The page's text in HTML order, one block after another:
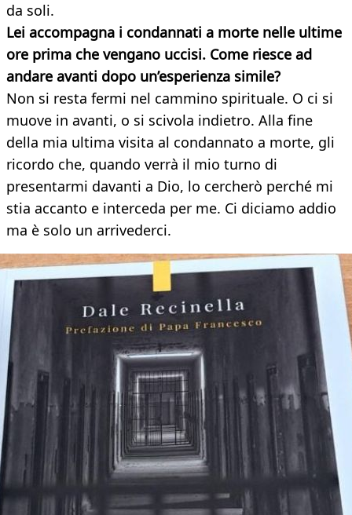
da soli.
Lei accompagna i condannati a morte nelle ultime
ore prima che vengano uccisi. Come riesce ad
andare avanti dopo un’esperienza simile?
Non si resta fermi nel cammino spirituale. O ci si
muove in avanti, o si scivola indietro. Alla fine
della mia ultima visita al condannato a morte, gli
ricordo che, quando verrà il mio turno di
presentarmi davanti a Dio, lo cercherò perché mi
stia accanto e interceda per me. Ci diciamo addio
ma è solo un arrivederci.